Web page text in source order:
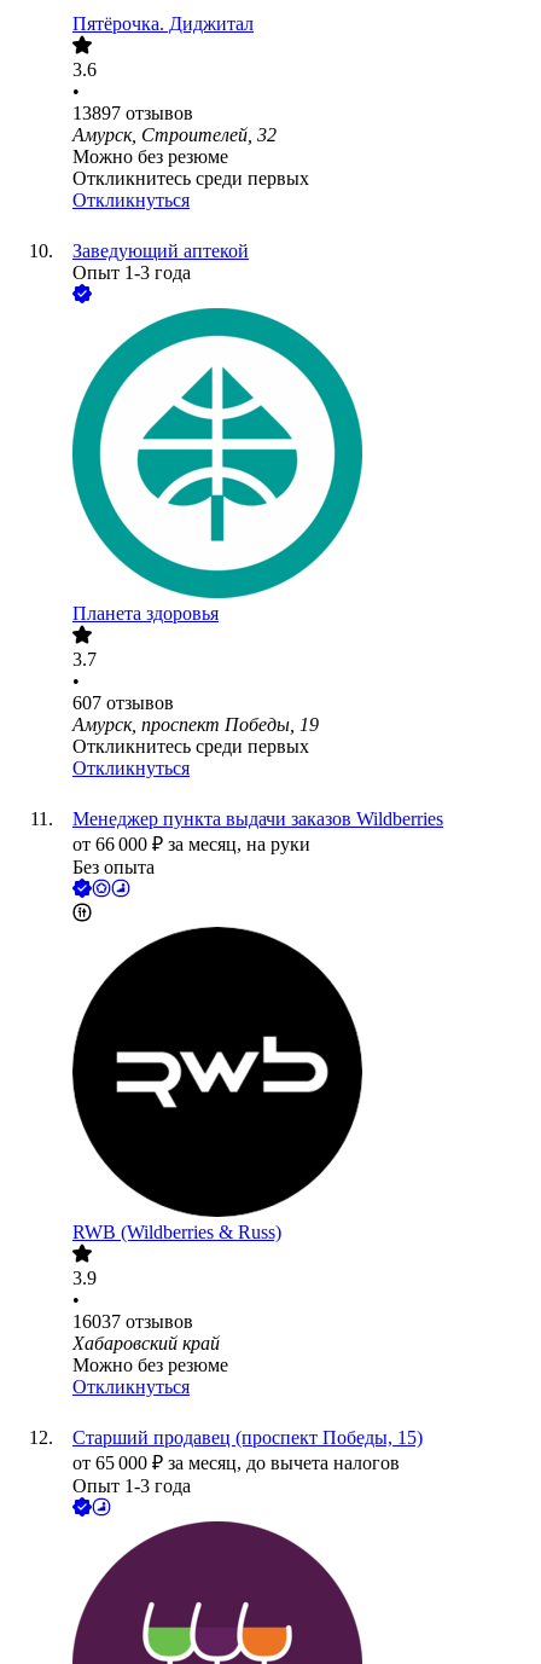
Пятёрочка. Диджитал
3.6
•
13897 отзывов
Амурск, Строителей, 32
Можно без резюме
Откликнитесь среди первых
Откликнуться
Заведующий аптекой
Опыт 1-3 года
Планета здоровья
3.7
•
607 отзывов
Амурск, проспект Победы, 19
Откликнитесь среди первых
Откликнуться
Менеджер пункта выдачи заказов Wildberries
от 66 000 ₽ за месяц, на руки
Без опыта
RWB (Wildberries & Russ)
3.9
•
16037 отзывов
Хабаровский край
Можно без резюме
Откликнуться
Старший продавец (проспект Победы, 15)
от 65 000 ₽ за месяц, до вычета налогов
Опыт 1-3 года